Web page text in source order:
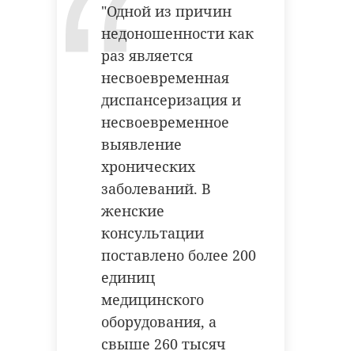
"Одной из причин
недоношенности как
раз является
несвоевременная
диспансеризация и
несвоевременное
выявление
хронических
заболеваний. В
женские
консультации
поставлено более 200
единиц
медицинского
оборудования, а
свыше 260 тысяч